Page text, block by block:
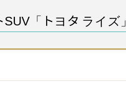
「トヨタ ライズ」